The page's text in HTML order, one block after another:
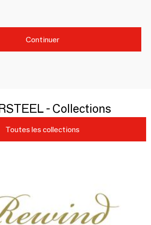
Continuer
- Collections
Toutes les collections